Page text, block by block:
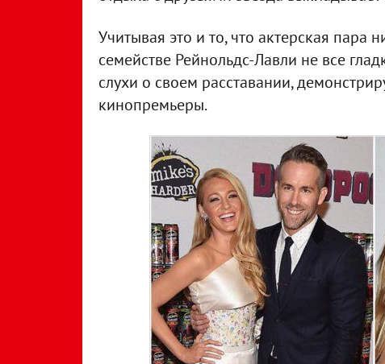
Учитывая это и то, что актерская пара
семействе Рейнольдс-Лавли не все
слухи о своем расставании,
кинопремьеры.